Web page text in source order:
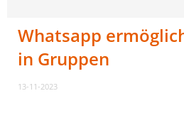
Whatsapp
in Gruppen
13-11-2023